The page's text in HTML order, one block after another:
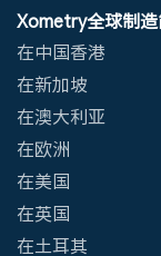
Xometry全球制
在中国香港
在新加坡
在澳大利亚
在欧洲
在美国
在英国
在土耳其